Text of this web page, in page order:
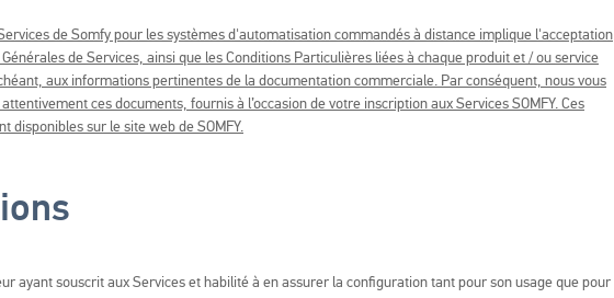
de Somfy pour les systèmes d'automatisation commandés à distance implique l'acceptation
de Services, ainsi que les Conditions Particulières liées à chaque produit et / ou service
aux informations pertinentes de la documentation commerciale. Par conséquent, nous vous
ces documents, fournis à l’occasion de votre inscription aux Services SOMFY. Ces
disponibles sur le site web de SOMFY.
ayant souscrit aux Services et habilité à en assurer la configuration tant pour son usage que pour